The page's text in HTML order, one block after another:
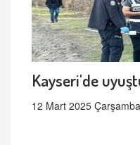
Kayseri'de
12 Mart 2025 Çarşamba